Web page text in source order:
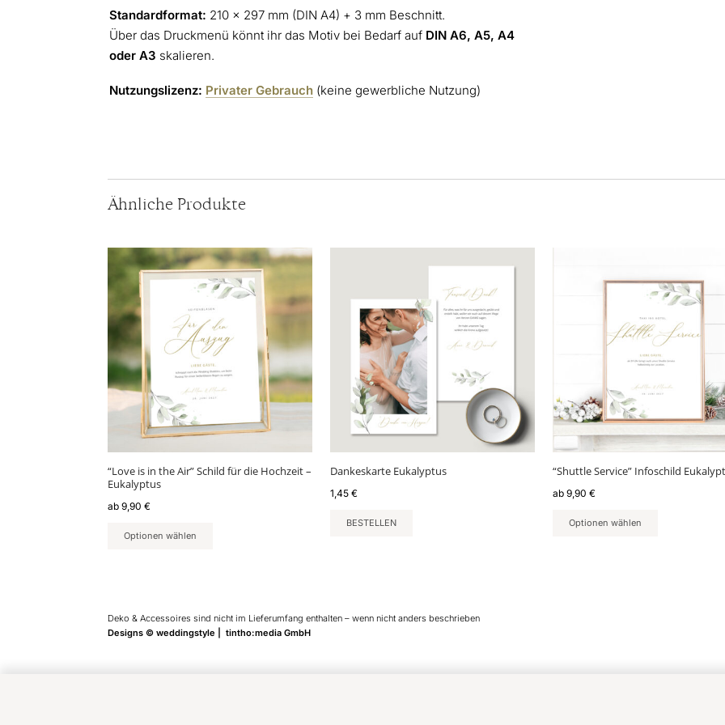
Standardformat: 210 × 297 mm (DIN A4) + 3 mm Beschnitt.
Über das Druckmenü könnt ihr das Motiv bei Bedarf auf DIN A6, A5, A4
oder A3 skalieren.
Nutzungslizenz: Privater Gebrauch (keine gewerbliche Nutzung)
Ähnliche Produkte
“Love is in the Air” Schild für die Hochzeit –
Eukalyptus
ab 9,90 €
Optionen wählen
Dieses
Produkt
weist
mehrere
Varianten
auf.
Die
Optionen
können
auf
Produktseite
werden
Dankeskarte Eukalyptus
1,45 €
BESTELLEN
“Shuttle Service” Infoschild
ab 9,90 €
Optionen wählen
können
auf
der
Produktseite
werden
Deko & Accessoires sind nicht im Lieferumfang enthalten – wenn nicht anders beschrieben
Designs © weddingstyle | tintho:media GmbH